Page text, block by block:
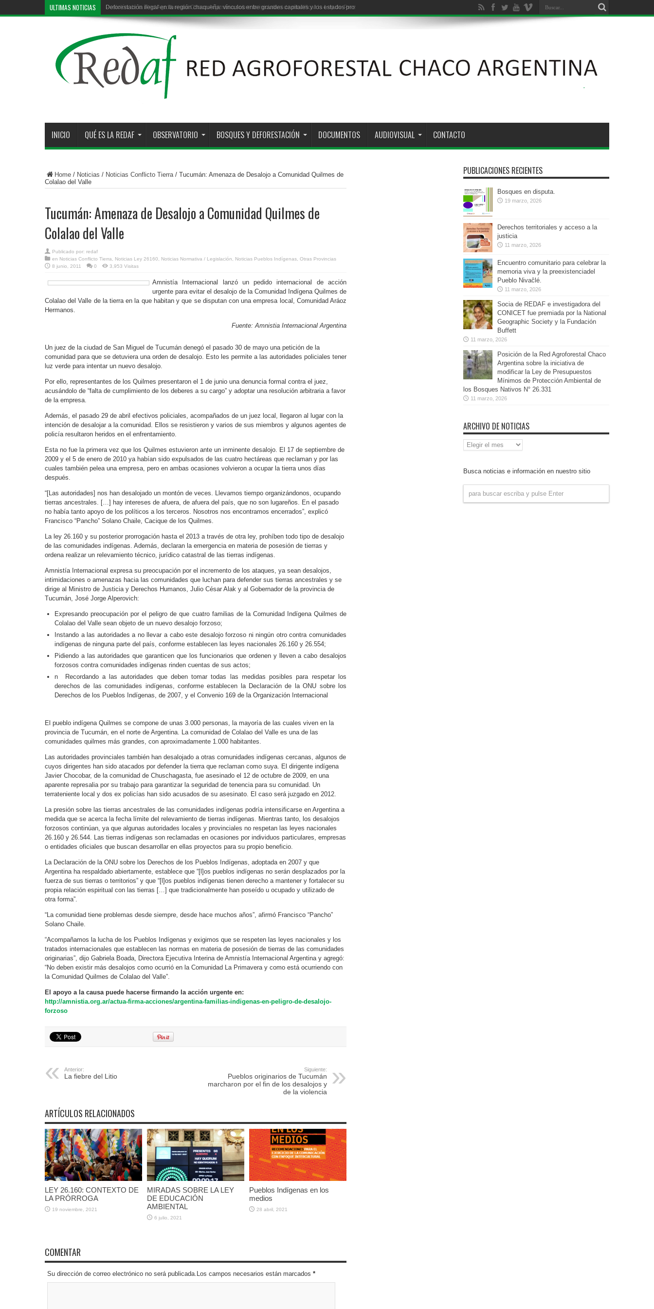
ULTIMAS NOTICIAS Deforestación ilegal en la región chaqueña: vínculos entre grandes capitales y los estados provinciales
INICIO QUÉ ES LA REDAF OBSERVATORIO BOSQUES Y DEFORESTACIÓN DOCUMENTOS AUDIOVISUAL CONTACTO
Home / Noticias / Noticias Conflicto Tierra/ Tucumán: Amenaza de Desalojo a Comunidad Quilmes de
Colalao del Valle
Tucumán: Amenaza de Desalojo a Comunidad Quilmes de
Colalao del Valle
Publicado por: redaf
en Noticias Conflicto Tierra Noticias Ley 26160 Noticias Normativa / Legislación Noticias Pueblos Indígenas Otras Provincias
8 junio, 2011
0 3,953 Visitas
Amnistía Internacional lanzó un pedido internacional de acción
urgente para evitar el desalojo de la Comunidad Indígena Quilmes de
Colalao del Valle de la tierra en la que habitan y que se disputan con una empresa local, Comunidad Aráoz
Hermanos.
Fuente: Amnistia Internacional Argentina
Un juez de la ciudad de San Miguel de Tucumán denegó el pasado 30 de mayo una petición de la
comunidad para que se detuviera una orden de desalojo. Esto les permite a las autoridades policiales tener
luz verde para intentar un nuevo desalojo.
Por ello, representantes de los Quilmes presentaron el 1 de junio una denuncia formal contra el juez,
acusándolo de “falta de cumplimiento de los deberes a su cargo” y adoptar una resolución arbitraria a favor
de la empresa.
Además, el pasado 29 de abril efectivos policiales, acompañados de un juez local, llegaron al lugar con la
intención de desalojar a la comunidad. Ellos se resistieron y varios de sus miembros y algunos agentes de
policía resultaron heridos en el enfrentamiento.
Esta no fue la primera vez que los Quilmes estuvieron ante un inminente desalojo. El 17 de septiembre de
2009 y el 5 de enero de 2010 ya habían sido expulsados de las cuatro hectáreas que reclaman y por las
cuales también pelea una empresa, pero en ambas ocasiones volvieron a ocupar la tierra unos días
después.
“[Las autoridades] nos han desalojado un montón de veces. Llevamos tiempo organizándonos, ocupando
tierras ancestrales. […] hay intereses de afuera, de afuera del país, que no son lugareños. En el pasado
no había tanto apoyo de los políticos a los terceros. Nosotros nos encontramos encerrados”, explicó
Francisco “Pancho” Solano Chaile, Cacique de los Quilmes.
La ley 26.160 y su posterior prorrogación hasta el 2013 a través de otra ley, prohíben todo tipo de desalojo
de las comunidades indígenas. Además, declaran la emergencia en materia de posesión de tierras y
ordena realizar un relevamiento técnico, jurídico catastral de las tierras indígenas.
Amnistía Internacional expresa su preocupación por el incremento de los ataques, ya sean desalojos,
intimidaciones o amenazas hacia las comunidades que luchan para defender sus tierras ancestrales y se
dirige al Ministro de Justicia y Derechos Humanos, Julio César Alak y al Gobernador de la provincia de
Tucumán, José Jorge Alperovich:
Expresando preocupación por el peligro de que cuatro familias de la Comunidad Indígena Quilmes de
Colalao del Valle sean objeto de un nuevo desalojo forzoso;
Instando a las autoridades a no llevar a cabo este desalojo forzoso ni ningún otro contra comunidades
indígenas de ninguna parte del país, conforme establecen las leyes nacionales 26.160 y 26.554;
Pidiendo a las autoridades que garanticen que los funcionarios que ordenen y lleven a cabo desalojos
forzosos contra comunidades indígenas rinden cuentas de sus actos;
n Recordando a las autoridades que deben tomar todas las medidas posibles para respetar los
derechos de las comunidades indígenas, conforme establecen la Declaración de la ONU sobre los
Derechos de los Pueblos Indígenas, de 2007, y el Convenio 169 de la Organización Internacional
El pueblo indígena Quilmes se compone de unas 3.000 personas, la mayoría de las cuales viven en la
provincia de Tucumán, en el norte de Argentina. La comunidad de Colalao del Valle es una de las
comunidades quilmes más grandes, con aproximadamente 1.000 habitantes.
Las autoridades provinciales también han desalojado a otras comunidades indígenas cercanas, algunos de
cuyos dirigentes han sido atacados por defender la tierra que reclaman como suya. El dirigente indígena
Javier Chocobar, de la comunidad de Chuschagasta, fue asesinado el 12 de octubre de 2009, en una
aparente represalia por su trabajo para garantizar la seguridad de tenencia para su comunidad. Un
terrateniente local y dos ex policías han sido acusados de su asesinato. El caso será juzgado en 2012.
La presión sobre las tierras ancestrales de las comunidades indígenas podría intensificarse en Argentina a
medida que se acerca la fecha límite del relevamiento de tierras indígenas. Mientras tanto, los desalojos
forzosos continúan, ya que algunas autoridades locales y provinciales no respetan las leyes nacionales
26.160 y 26.544. Las tierras indígenas son reclamadas en ocasiones por individuos particulares, empresas
o entidades oficiales que buscan desarrollar en ellas proyectos para su propio beneficio.
La Declaración de la ONU sobre los Derechos de los Pueblos Indígenas, adoptada en 2007 y que
Argentina ha respaldado abiertamente, establece que “[l]os pueblos indígenas no serán desplazados por la
fuerza de sus tierras o territorios” y que “[l]os pueblos indígenas tienen derecho a mantener y fortalecer su
propia relación espiritual con las tierras […] que tradicionalmente han poseído u ocupado y utilizado de
otra forma”.
“La comunidad tiene problemas desde siempre, desde hace muchos años”, afirmó Francisco “Pancho”
Solano Chaile.
“Acompañamos la lucha de los Pueblos Indígenas y exigimos que se respeten las leyes nacionales y los
tratados internacionales que establecen las normas en materia de posesión de tierras de las comunidades
originarias”, dijo Gabriela Boada, Directora Ejecutiva Interina de Amnistía Internacional Argentina y agregó:
“No deben existir más desalojos como ocurrió en la Comunidad La Primavera y como está ocurriendo con
la Comunidad Quilmes de Colalao del Valle”.
El apoyo a la causa puede hacerse firmando la acción urgente en:
http://amnistia.org.ar/actua-firma-acciones/argentina-familias-indigenas-en-peligro-de-desalojo-
forzoso
Anterior:
La fiebre del Litio
Siguiente:
Pueblos originarios de Tucumán
marcharon por el fin de los desalojos y
de la violencia
ARTÍCULOS RELACIONADOS
LEY 26.160: CONTEXTO DE
LA PRÓRROGA
19 noviembre, 2021
MIRADAS SOBRE LA LEY
DE EDUCACIÓN
AMBIENTAL
6 julio, 2021
Pueblos Indígenas en los
medios
28 abril, 2021
COMENTAR
Su dirección de correo electrónico no será publicada.Los campos necesarios están marcados *
PUBLICACIONES RECIENTES
Bosques en disputa.
19 marzo, 2026
Derechos territoriales y acceso a la
justicia
11 marzo, 2026
Encuentro comunitario para celebrar la
memoria viva y la preexistenciadel
Pueblo Nivaĉlé.
11 marzo, 2026
Socia de REDAF e investigadora del
CONICET fue premiada por la National
Geographic Society y la Fundación
Buffett
11 marzo, 2026
Posición de la Red Agroforestal Chaco
Argentina sobre la iniciativa de
modificar la Ley de Presupuestos
Mínimos de Protección Ambiental de
los Bosques Nativos N° 26.331
11 marzo, 2026
ARCHIVO DE NOTICIAS
Archivo
de
Busca noticias e información en nuestro sitio